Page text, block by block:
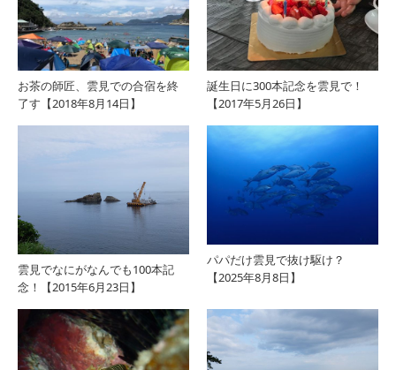
お茶の師匠、雲見での合宿を終
了す【2018年8月14日】
誕生日に300本記念を雲見で！
【2017年5月26日】
雲見でなにがなんでも100本記
念！【2015年6月23日】
パパだけ雲見で抜け駆け？
【2025年8月8日】